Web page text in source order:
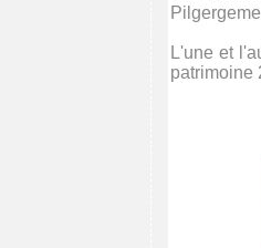
L'une et
patrimoine